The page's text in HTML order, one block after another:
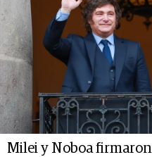
Milei y Noboa